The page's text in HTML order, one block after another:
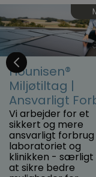
Hounisen®
Miljøtiltag |
Ansvarligt
Vi arbejder for et
sikkert og mere
ansvarligt forbrug
laboratoriet og
klinikken - særligt
at sikre bedre